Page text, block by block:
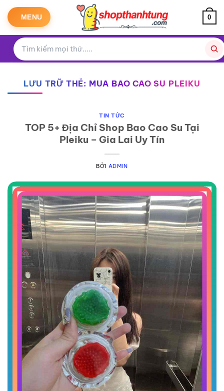
qua
dung
MENU 0
LƯU TRỮ THẺ: MUA BAO CAO SU PLEIKU
TIN TỨC
TOP 5+ Địa Chỉ Shop Bao Cao Su Tại
Pleiku – Gia Lai Uy Tín
BỞI ADMIN